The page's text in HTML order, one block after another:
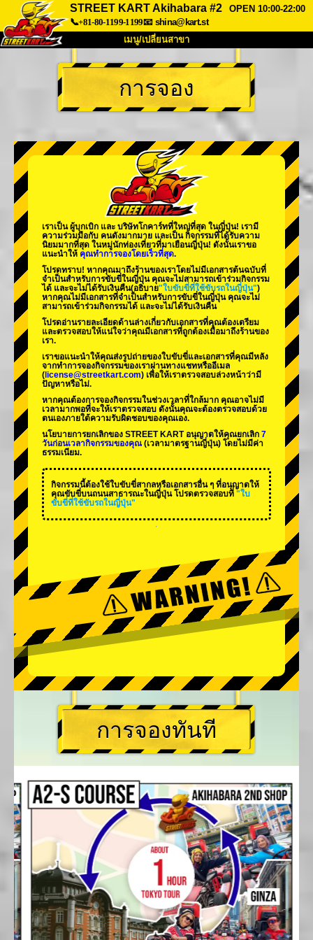
STREET KART Akihabara #2
OPEN 10:00-22:00
📞+81-80-1199-1199📧 shina@kart.st
เมนู/เปลี่ยนสาขา
หน้าแรก
เกี่ยวกับ สเปค ราคา
บริษัท การจอง
เปลี่ยนสาขา
Tokyo Shinagawa Tokyo Akihabara#1
Tokyo Akihabara#2
Tokyo Shibuya Annex Tokyo Bay
Tokyo Asakusa
Okinawa
การจอง
เราเป็นผู้บุกเบิก และ บริษัทโกคาร์ทที่ใหญ่ที่สุด ในญี่ปุ่น! เรามี
ความร่วมมือกับ คนดังมากมาย และเป็นกิจกรรมที่ได้รับความ
นิยมมากที่สุด ในหมู่นักท่องเที่ยวที่มาเยือนญี่ปุ่น! ดังนั้นเราขอ
แนะนำให้ คุณทำการจองโดยเร็วที่สุด.
โปรดทราบ! หากคุณมาถึงร้านของเราโดยไม่มีเอกสารต้นฉบับที่
จำเป็นสำหรับการขับขี่ในญี่ปุ่น คุณจะไม่สามารถเข้าร่วมกิจกรรม
ได้ และจะไม่ได้รับเงินคืน(อธิบาย"ใบขับขี่ที่ใช้ขับรถในญี่ปุ่น")
หากคุณไม่มีเอกสารที่จำเป็นสำหรับการขับขี่ในญี่ปุ่น คุณจะไม่
สามารถเข้าร่วมกิจกรรมได้ และจะไม่ได้รับเงินคืน
โปรดอ่านรายละเอียดด้านล่างเกี่ยวกับเอกสารที่คุณต้องเตรียม
และตรวจสอบให้แน่ใจว่าคุณมีเอกสารที่ถูกต้องเมื่อมาถึงร้านของ
เรา.
เราขอแนะนำให้คุณส่งรูปถ่ายของใบขับขี่และเอกสารที่คุณมีหลัง
จากทำการจองกิจกรรมของเราผ่านทางแชทหรืออีเมล
( license@streetkart.com) เพื่อให้เราตรวจสอบล่วงหน้าว่ามี
ปัญหาหรือไม่.
หากคุณต้องการจองกิจกรรมในช่วงเวลาที่ใกล้มาก คุณอาจไม่มี
เวลามากพอที่จะให้เราตรวจสอบ ดังนั้นคุณจะต้องตรวจสอบด้วย
ตนเองภายใต้ความรับผิดชอบของคุณเอง.
นโยบายการยกเลิกของ STREET KART อนุญาตให้คุณยกเลิก 7
วันก่อนเวลากิจกรรมของคุณ(เวลามาตรฐานญี่ปุ่น) โดยไม่มีค่า
ธรรมเนียม.
กิจกรรมนี้ต้องใช้ใบขับขี่สากลหรือเอกสารอื่น ๆ ที่อนุญาตให้
คุณขับขี่บนถนนสาธารณะในญี่ปุ่น โปรดตรวจสอบที่ "ใบ
ขับขี่ที่ใช้ขับรถในญี่ปุ่น"
การจองทันที